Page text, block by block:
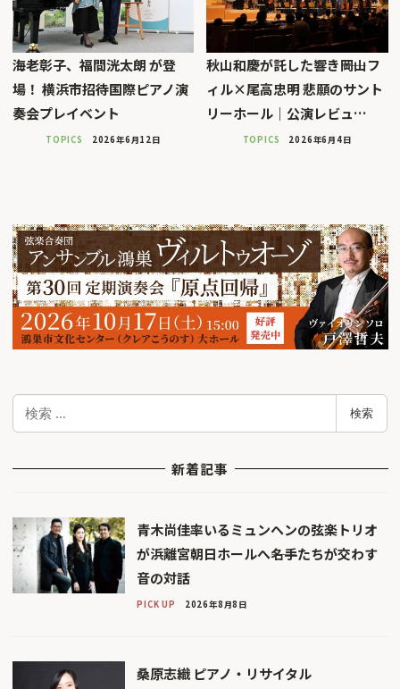
海老彰子、福間洸太朗 が登
場！ 横浜市招待国際ピアノ演
奏会プレイベント
TOPICS 2026年6月12日
秋山和慶が託した響き――岡山フ
ィル×尾高忠明 悲願のサント
リーホール｜公演レビュ…
TOPICS 2026年6月4日
検索
新着記事
青木尚佳率いるミュンヘンの弦楽トリオ
が浜離宮朝日ホールへ――名手たちが交わす
音の対話
PICK UP 2026年8月8日
桑原志織 ピアノ・リサイタル